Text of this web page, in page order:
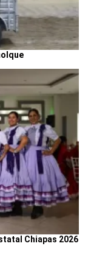
Chiapas 2026